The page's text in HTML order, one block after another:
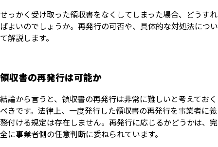
せっかく受け取った領収書をなくしてしまった場合、どうすれ
ばよいのでしょうか。再発行の可否や、具体的な対処法につい
て解説します。
領収書の再発行は可能か
結論から言うと、領収書の再発行は非常に難しいと考えておく
べきです。法律上、一度発行した領収書の再発行を事業者に義
務付ける規定は存在しません。再発行に応じるかどうかは、完
全に事業者側の任意判断に委ねられています。